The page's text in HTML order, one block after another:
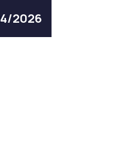
2026